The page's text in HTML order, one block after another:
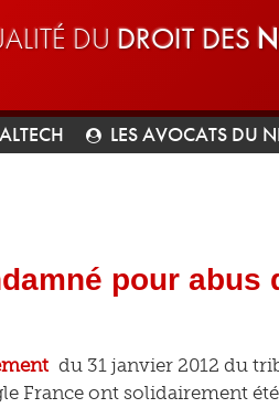
DU DROIT DES
LES AVOCATS DU
pour abus
du 31 janvier 2012 du
France ont solidairement